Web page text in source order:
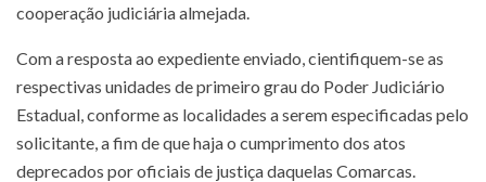
cooperação judiciária almejada.
Com a resposta ao expediente enviado, cientifiquem-se as
respectivas unidades de primeiro grau do Poder Judiciário
Estadual, conforme as localidades a serem especificadas pelo
solicitante, a fim de que haja o cumprimento dos atos
deprecados por oficiais de justiça daquelas Comarcas.